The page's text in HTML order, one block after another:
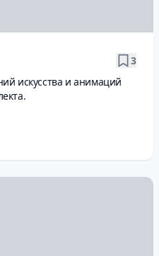
3
искусства и анимаций